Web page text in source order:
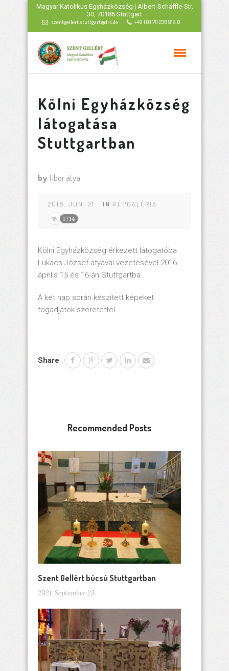
Magyar Katolikus Egyházközség | Albert-Schäffle-Str.
30, 70186 Stuttgart
szentgellert.stuttgart@drs.de +49 (0) 711 236 919 0
Kölni Egyházközség
látogatása
Stuttgartban
byTibor atya
2016. JUNI 21 IN KÉPGALÉRIA
1714
Kölni Egyházközség érkezett látogatóba
Lukács József atyával vezetésével 2016.
április 15 és 16-án Stuttgartba.
A két nap során készített képeket
fogadjátok szeretettel.
Share
Recommended Posts
Szent Gellért búcsú Stuttgartban
2021. September 23